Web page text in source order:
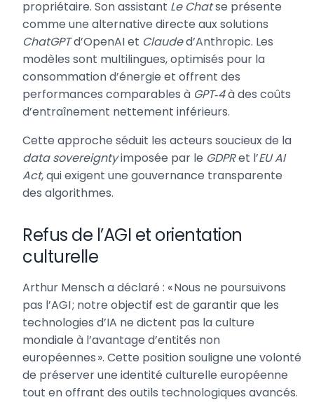
propriétaire. Son assistant Le Chatse présente
comme une alternative directe aux solutions
ChatGPTd’OpenAI et Clauded’Anthropic. Les
modèles sont multilingues, optimisés pour la
consommation d’énergie et offrent des
performances comparables à GPT‑4à des coûts
d’entraînement nettement inférieurs.
Cette approche séduit les acteurs soucieux de la
data sovereigntyimposée par le GDPRet l’EU AI
Act, qui exigent une gouvernance transparente
des algorithmes.
Refus de l’AGI et orientation
culturelle
Arthur Mensch a déclaré : « Nous ne poursuivons
pas l’AGI ; notre objectif est de garantir que les
technologies d’IA ne dictent pas la culture
mondiale à l’avantage d’entités non
européennes ». Cette position souligne une volonté
de préserver une identité culturelle européenne
tout en offrant des outils technologiques avancés.